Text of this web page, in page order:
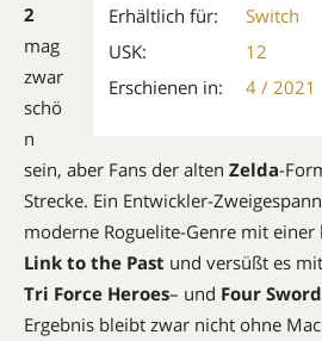
Erhältlich für:
Switch
USK:
12
Erschienen in:
4 / 2021
2
mag
zwar
schö
n
sein, aber Fans der alten Zelda-
Strecke. Ein Entwickler-
moderne Roguelite-Genre mit einer
Link to the Past und versüßt es
Tri Force Heroes– und Four
Ergebnis bleibt zwar nicht ohne